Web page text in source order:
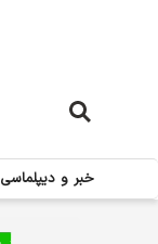
خبر و دیپلماسی